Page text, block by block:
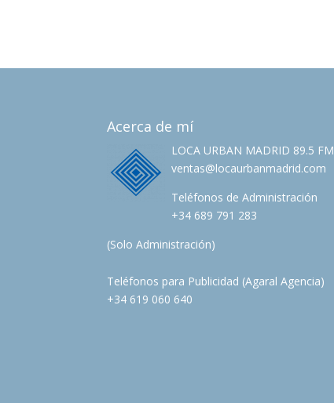
Acerca de mí
LOCA URBAN MADRID 89.5 FM
ventas@locaurbanmadrid.com
Teléfonos de Administración
+34 689 791 283
(Solo Administración)
Teléfonos para Publicidad (Agaral Agencia)
+34 619 060 640